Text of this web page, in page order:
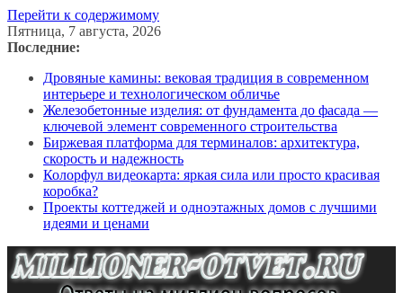
Перейти к содержимому
Пятница, 7 августа, 2026
Последние:
Дровяные камины: вековая традиция в современном
интерьере и технологическом обличье
Железобетонные изделия: от фундамента до фасада —
ключевой элемент современного строительства
Биржевая платформа для терминалов: архитектура,
скорость и надежность
Колорфул видеокарта: яркая сила или просто красивая
коробка?
Проекты коттеджей и одноэтажных домов с лучшими
идеями и ценами